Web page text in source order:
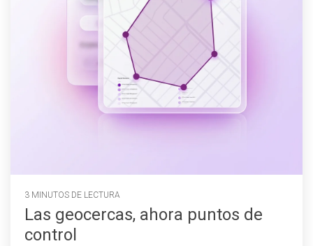
3 MINUTOS DE LECTURA
Las geocercas, ahora puntos de
control